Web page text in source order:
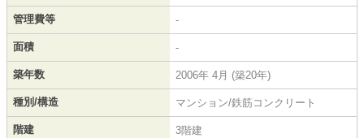
管理費等 -
面積 -
築年数 2006年 4月 (築20年)
種別/構造 マンション/鉄筋コンクリート
階建 3階建